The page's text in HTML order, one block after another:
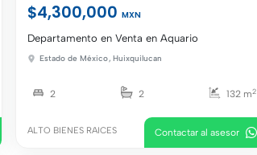
$4,300,000MXN
Departamento en Venta en Aquario
Estado de México, Huixquilucan
2 2 132 m2
ALTO BIENES RAICES Contactar al asesor